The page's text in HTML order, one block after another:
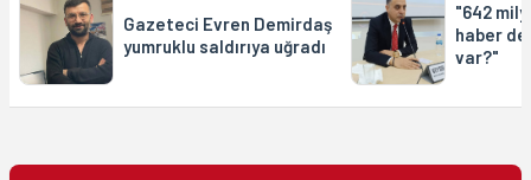
Gazeteci Evren Demirdaş
yumruklu saldırıya uğradı
"642
haber
var?"